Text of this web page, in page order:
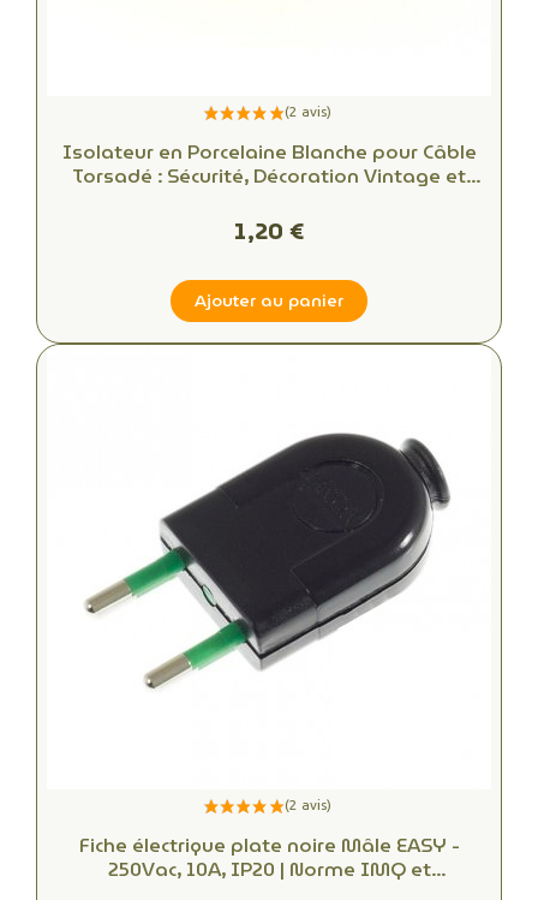
Isolateur en Porcelaine Blanche pour Câble
Torsadé : Sécurité, Décoration Vintage et
1,20 €
Ajouter au panier
Fiche électrique plate noire Mâle EASY -
250Vac, 10A, IP20 | Norme IMQ et